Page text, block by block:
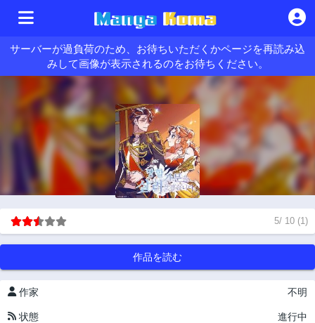
サーバーが過負荷のため、お待ちいただくかページを再読み込
みして画像が表示されるのをお待ちください。
5/ 10 (1 )
作品を読む
作家 不明
状態 進行中